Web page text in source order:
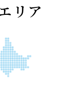
リア